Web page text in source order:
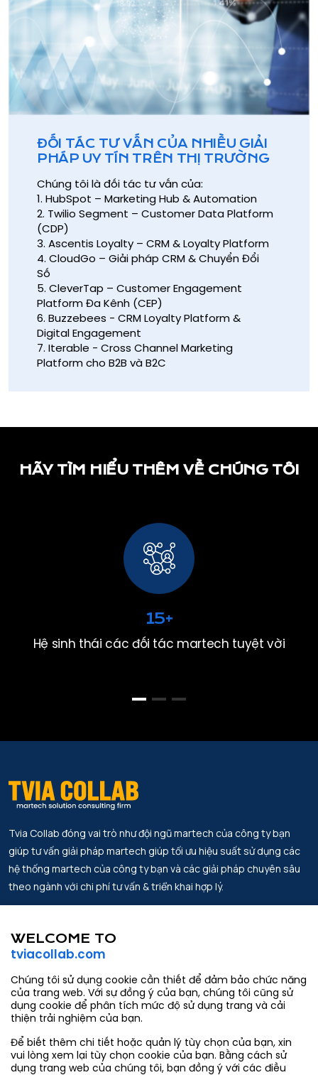
ĐỐI TÁC TƯ VẤN CỦA NHIỀU GIẢI
PHÁP UY TÍN TRÊN THỊ TRƯỜNG
Chúng tôi là đối tác tư vấn của:
1. HubSpot – Marketing Hub & Automation
2. Twilio Segment – Customer Data Platform
(CDP)
3. Ascentis Loyalty – CRM & Loyalty Platform
4. CloudGo – Giải pháp CRM & Chuyển Đổi
Số
5. CleverTap – Customer Engagement
Platform Đa Kênh (CEP)
6. Buzzebees - CRM Loyalty Platform &
Digital Engagement
7. Iterable - Cross Channel Marketing
Platform cho B2B và B2C
HÃY TÌM HIỂU THÊM VỀ CHÚNG TÔI
15+
Hệ sinh thái các đối tác martech tuyệt vời
Tvia Collab đóng vai trò như đội ngũ martech của công ty bạn
giúp tư vấn giải pháp martech giúp tối ưu hiệu suất sử dụng các
hệ thống martech của công ty bạn và các giải pháp chuyên sâu
theo ngành với chi phí tư vấn & triển khai hợp lý.
Đối tác
Liên hệ
Email.
contact@tviacollab.com
hang.tran@tviacollab.com
Số điện thoại.
933403565
WELCOME TO
tviacollab.com
Chúng tôi sử dụng cookie cần thiết để đảm bảo chức năng
của trang web. Với sự đồng ý của bạn, chúng tôi cũng sử
dụng cookie để phân tích mức độ sử dụng trang và cải
thiện trải nghiệm của bạn.
Để biết thêm chi tiết hoặc quản lý tùy chọn của bạn, xin
vui lòng xem lại tùy chọn cookie của bạn. Bằng cách sử
dụng trang web của chúng tôi, bạn đồng ý với các điều